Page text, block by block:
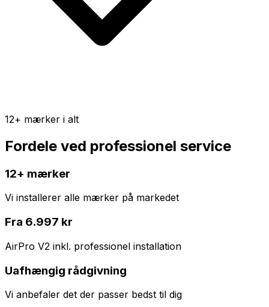
12+ mærker i alt
Fordele ved professionel service
12+ mærker
Vi installerer alle mærker på markedet
Fra 6.997 kr
AirPro V2 inkl. professionel installation
Uafhængig rådgivning
Vi anbefaler det der passer bedst til dig